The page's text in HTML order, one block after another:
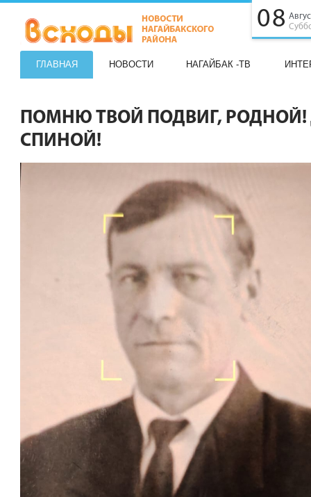
08
ГЛАВНАЯ НОВОСТИ НАГАЙБАК -ТВ
ПОМНЮ ТВОЙ ПОДВИГ, РОДНОЙ!
СПИНОЙ!